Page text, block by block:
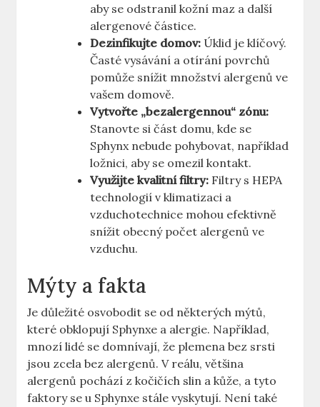
aby se odstranil kožní maz a další
alergenové částice.
Dezinfikujte domov: Úklid je klíčový.
Časté vysávání a otírání povrchů
pomůže snížit množství alergenů ve
vašem domově.
Vytvořte „bezalergennou“ zónu:
Stanovte si část domu, kde se
Sphynx nebude pohybovat, například
ložnici, aby se omezil kontakt.
Využijte kvalitní filtry: Filtry s HEPA
technologií v klimatizaci a
vzduchotechnice mohou efektivně
snížit obecný počet alergenů ve
vzduchu.
Mýty a fakta
Je důležité osvobodit se od některých mýtů,
které obklopují Sphynxe a alergie. Například,
mnozí lidé se domnívají, že plemena bez srsti
jsou zcela bez alergenů. V reálu, většina
alergenů pochází z kočičích slin a kůže, a tyto
faktory se u Sphynxe stále vyskytují. Není také